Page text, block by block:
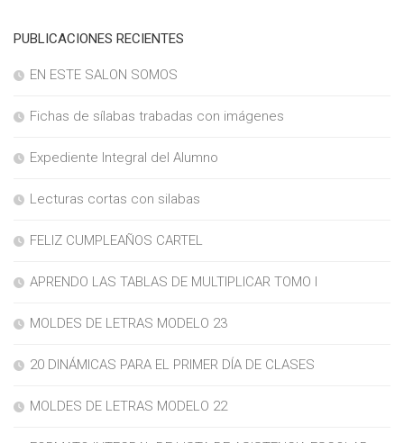
PUBLICACIONES RECIENTES
EN ESTE SALON SOMOS
Fichas de sílabas trabadas con imágenes
Expediente Integral del Alumno
Lecturas cortas con silabas
FELIZ CUMPLEAÑOS CARTEL
APRENDO LAS TABLAS DE MULTIPLICAR TOMO I
MOLDES DE LETRAS MODELO 23
20 DINÁMICAS PARA EL PRIMER DÍA DE CLASES
MOLDES DE LETRAS MODELO 22